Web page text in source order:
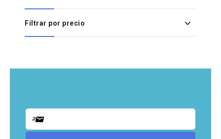
Filtrar por precio